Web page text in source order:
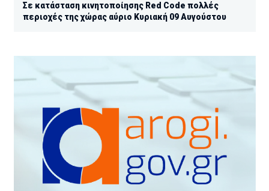
Σε κατάσταση κινητοποίησης Red Code πολλές
περιοχές της χώρας αύριο Κυριακή 09 Αυγούστου